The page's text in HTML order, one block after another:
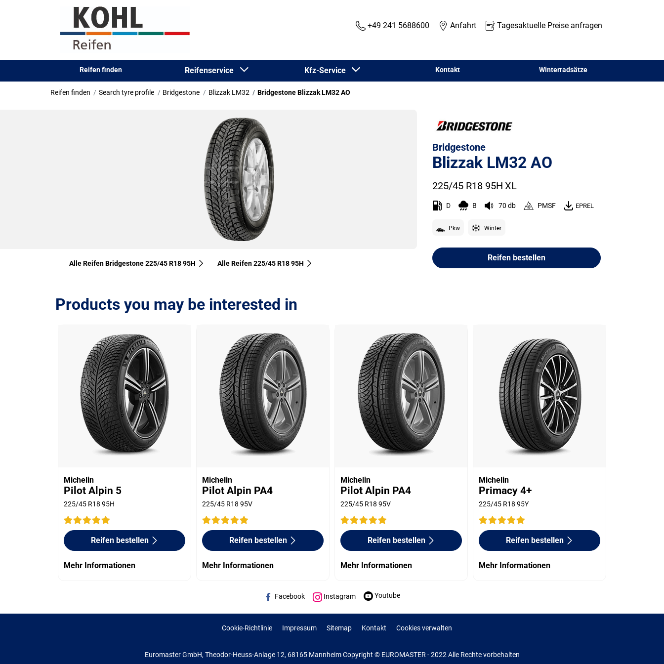
+49 241 5688600 Anfahrt Tagesaktuelle Preise anfragen
Reifen finden Reifenservice Kfz-Service Kontakt Winterradsätze
Reifen finden Search tyre profile Bridgestone Blizzak LM32 Bridgestone Blizzak LM32 AO
Alle Reifen Bridgestone 225/45 R18 95H Alle Reifen‎ 225/45 R18 95H
Bridgestone
Blizzak LM32 AO
225/45 R18 95H XL
D B 70 db PMSF EPREL
Pkw Winter
Reifen bestellen
Products you may be interested in
Michelin
Pilot Alpin 5
225/45 R18 95H
Reifen bestellen
Mehr Informationen
Michelin
Pilot Alpin PA4
225/45 R18 95V
Reifen bestellen
Mehr Informationen
Michelin
Pilot Alpin PA4
225/45 R18 95V
Reifen bestellen
Mehr Informationen
Michelin
Primacy 4+
225/45 R18 95Y
Reifen bestellen
Mehr Informationen
Facebook Instagram Youtube
Cookie-Richtlinie Impressum Sitemap Kontakt Cookies verwalten
Euromaster GmbH, Theodor-Heuss-Anlage 12, 68165 Mannheim Copyright © EUROMASTER - 2022 Alle Rechte vorbehalten